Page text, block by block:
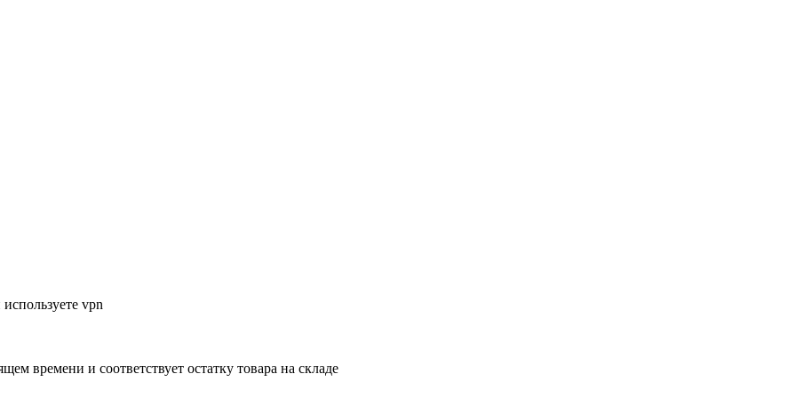
vpn
времени и соответствует остатку товара на складе